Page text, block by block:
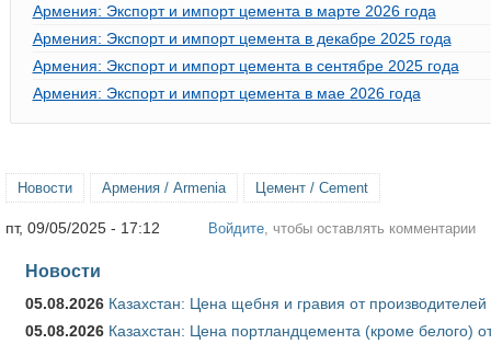
Армения: Экспорт и импорт цемента в марте 2026 года
Армения: Экспорт и импорт цемента в декабре 2025 года
Армения: Экспорт и импорт цемента в сентябре 2025 года
Армения: Экспорт и импорт цемента в мае 2026 года
Новости Армения / Armenia Цемент / Cement
пт, 09/05/2025 - 17:12 Войдите , чтобы оставлять комментарии
Новости
05.08.2026 Казахстан: Цена щебня и гравия от
05.08.2026 Казахстан: Цена портландцемента (кроме белого)